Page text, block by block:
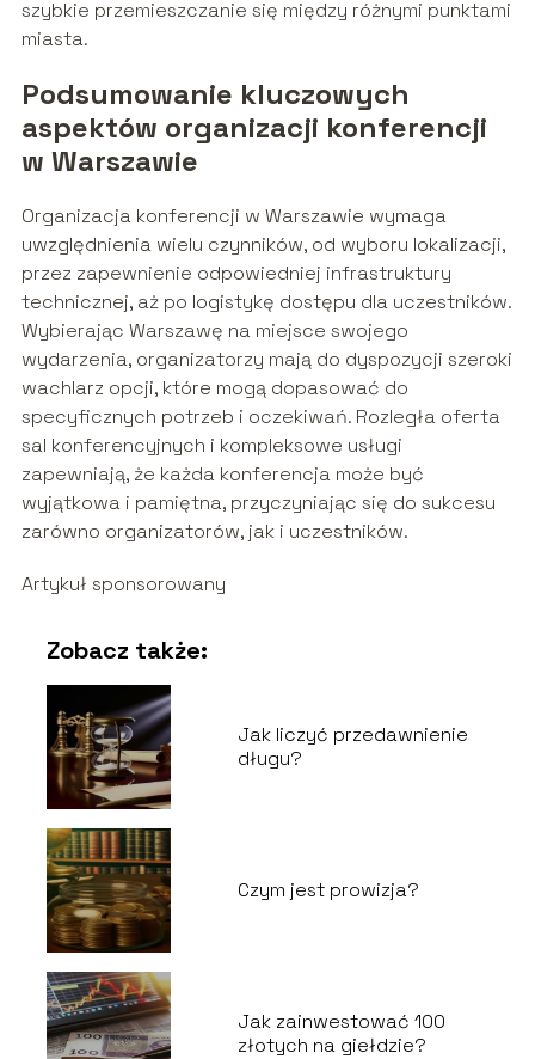
szybkie przemieszczanie się między różnymi punktami
miasta.
Podsumowanie kluczowych
aspektów organizacji konferencji
w Warszawie
Organizacja konferencji w Warszawie wymaga
uwzględnienia wielu czynników, od wyboru lokalizacji,
przez zapewnienie odpowiedniej infrastruktury
technicznej, aż po logistykę dostępu dla uczestników.
Wybierając Warszawę na miejsce swojego
wydarzenia, organizatorzy mają do dyspozycji szeroki
wachlarz opcji, które mogą dopasować do
specyficznych potrzeb i oczekiwań. Rozległa oferta
sal konferencyjnych i kompleksowe usługi
zapewniają, że każda konferencja może być
wyjątkowa i pamiętna, przyczyniając się do sukcesu
zarówno organizatorów, jak i uczestników.
Artykuł sponsorowany
Zobacz także:
Jak liczyć przedawnienie
długu?
Czym jest prowizja?
Jak zainwestować 100
złotych na giełdzie?